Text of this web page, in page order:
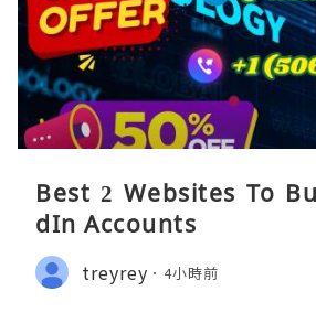
Best 2 Websites To
dIn Accounts
treyrey 4小時前